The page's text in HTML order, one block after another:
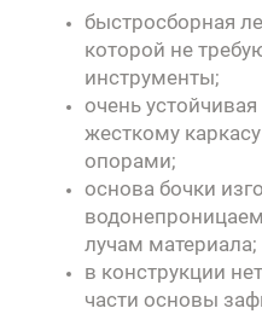
быстросборная
которой не
инструменты;
очень
жесткому
опорами;
основа бочки
лучам материала;
в конструкции
части основы